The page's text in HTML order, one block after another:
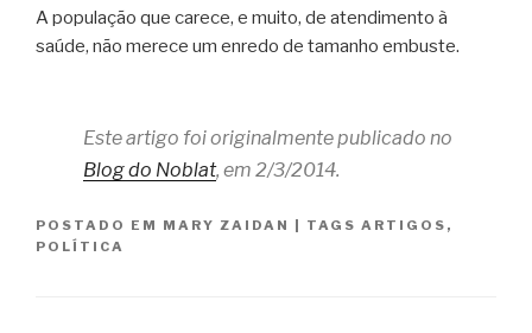
A população que carece, e muito, de atendimento à
saúde, não merece um enredo de tamanho embuste.
Este artigo foi originalmente publicado no
Blog do Noblat, em 2/3/2014.
POSTADO EM MARY ZAIDAN TAGS ARTIGOS ,
POLÍTICA